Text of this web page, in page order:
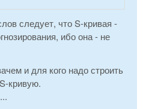
следует, что S-кривая -
ибо она - не
и для кого надо строить
кривую.